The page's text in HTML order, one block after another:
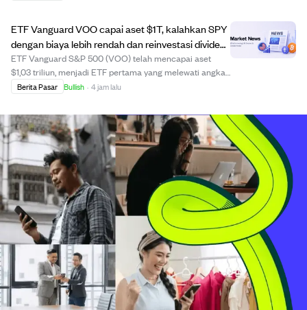
ETF Vanguard VOO capai aset $1T, kalahkan SPY
dengan biaya lebih rendah dan reinvestasi dividen
lebih baik.
ETF Vanguard S&P 500 (VOO) telah mencapai aset
$1,03 triliun, menjadi ETF pertama yang melewati angka
triliun dolar dengan biaya hanya 0,03%, jauh lebih rendah
membebankan biaya 0,0945%. SPY, ETF paling ban...
Berita Pasar Bullish · 4 jam lalu